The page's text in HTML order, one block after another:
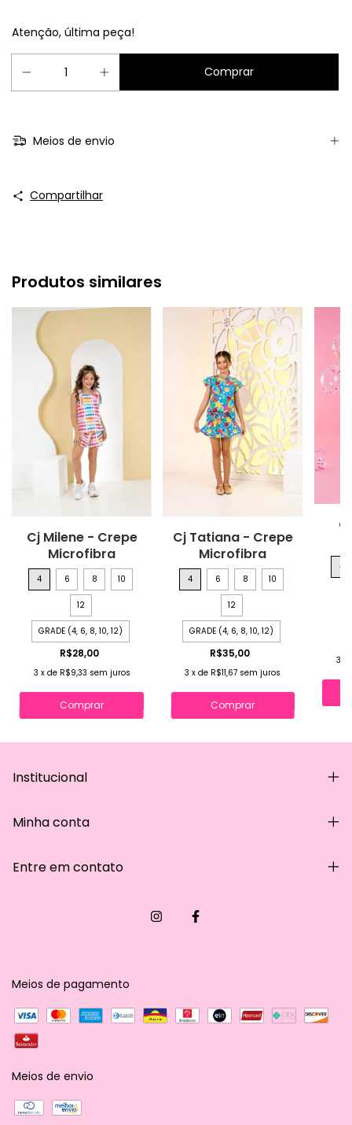
Atenção, última peça!
Meios de envio
Compartilhar
Produtos similares
Cj Milene - Crepe
Microfibra
4 6 8 10
12
GRADE (4, 6, 8, 10, 12)
R$28,00
3 x de R$9,33 sem juros
Comprar
Cj Tatiana - Crepe
Microfibra
4 6 8 10
12
GRADE (4, 6, 8, 10, 12)
R$35,00
3 xde R$11,67 sem juros
Comprar
4
3
Institucional
Minha conta
Entre em contato
Meios de pagamento
Meios de envio